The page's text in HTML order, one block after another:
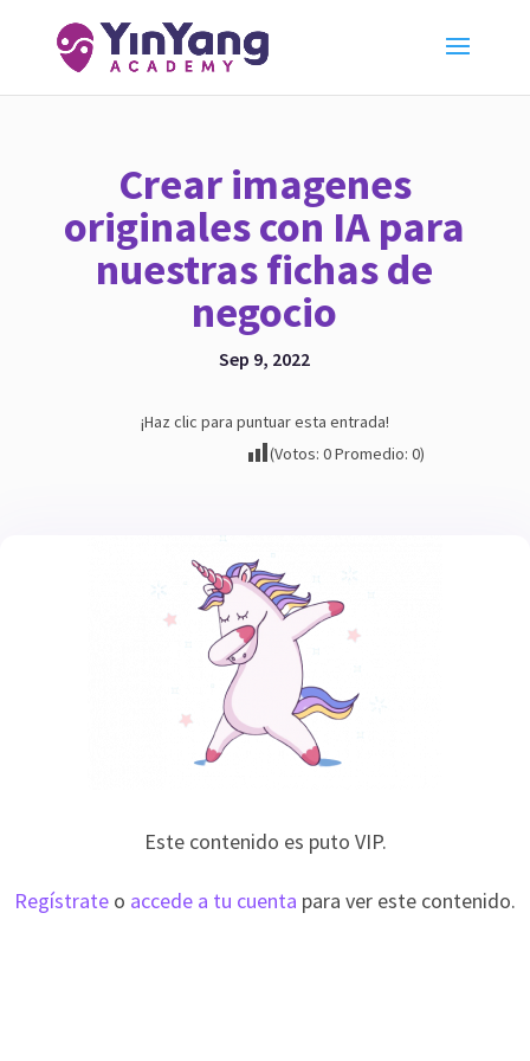
Crear imagenes
originales con IA para
nuestras fichas de
negocio
Sep 9, 2022
¡Haz clic para puntuar esta entrada!
(Votos:0Promedio:0)
Este contenido es puto VIP.
Regístrate o accede a tu cuenta para ver este contenido.